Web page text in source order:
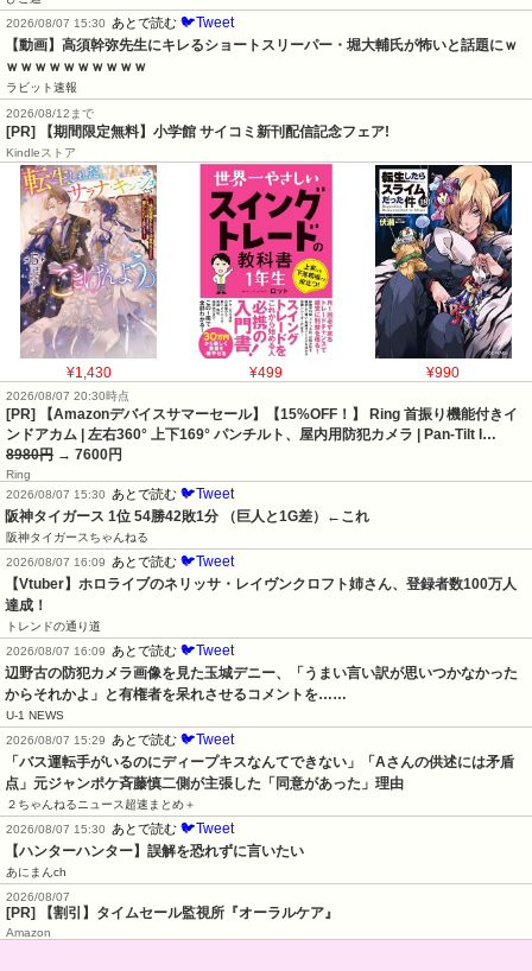
2026/08/07 15:30
あとで読む 🐦Tweet
【動画】高須幹弥先生にキレるショートスリーパー・堀大輔氏が怖いと話題にｗ
ｗｗｗｗｗｗｗｗｗｗ
ラビット速報
2026/08/12まで
[PR] 【期間限定無料】小学館 サイコミ新刊配信記念フェア!
Kindleストア
¥1,430 ¥499 ¥990
2026/08/07 20:30時点
[PR] 【Amazonデバイスサマーセール】【15%OFF！】 Ring 首振り機能付きイ
ンドアカム | 左右360° 上下169° パンチルト、屋内用防犯カメラ | Pan-Tilt I…
8980円 → 7600円
Ring
2026/08/07 15:30 あとで読む 🐦Tweet
阪神タイガース 1位 54勝42敗1分 （巨人と1G差）←これ
阪神タイガースちゃんねる
2026/08/07 16:09 あとで読む 🐦Tweet
【Vtuber】ホロライブのネリッサ・レイヴンクロフト姉さん、登録者数100万人
達成！
トレンドの通り道
2026/08/07 16:09 あとで読む 🐦Tweet
辺野古の防犯カメラ画像を見た玉城デニー、「うまい言い訳が思いつかなかった
からそれかよ」と有権者を呆れさせるコメントを……
U-1 NEWS
2026/08/07 15:29 あとで読む 🐦Tweet
「バス運転手がいるのにディープキスなんてできない」「Aさんの供述には矛盾
点」元ジャンポケ斉藤慎二側が主張した「同意があった」理由
２ちゃんねるニュース超速まとめ＋
2026/08/07 15:30 あとで読む 🐦Tweet
【ハンターハンター】誤解を恐れずに言いたい
あにまんch
2026/08/07
[PR] 【割引】タイムセール監視所『オーラルケア』
Amazon